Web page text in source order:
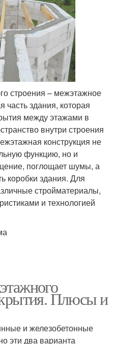
строения – межэтажное
часть здания, которая
между этажами в
внутри строения
конструкция не
функцию, но и
поглощает шумы, а
коробки здания. Для
стройматериалы,
и технологией
Плюсы и
и железобетонные
эти два варианта